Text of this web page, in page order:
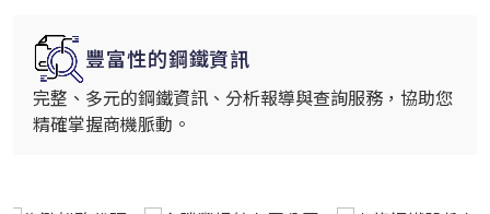
豐富性的鋼鐵資訊
完整、多元的鋼鐵資訊、分析報導與查詢服務，協助您
精確掌握商機脈動。